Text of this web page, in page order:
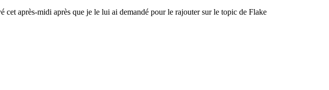
après-midi après que je le lui ai demandé pour le rajouter sur le topic de Flake